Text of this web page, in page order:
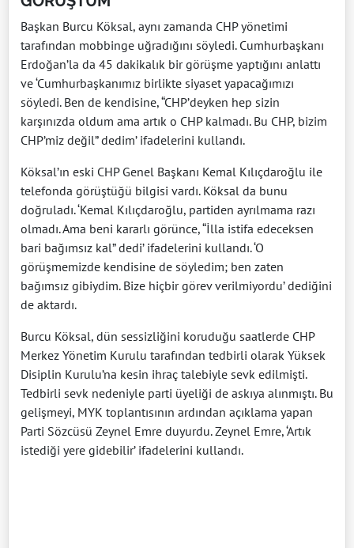
Başkan Burcu Köksal, aynı zamanda CHP yönetimi
tarafından mobbinge uğradığını söyledi. Cumhurbaşkanı
Erdoğan’la da 45 dakikalık bir görüşme yaptığını anlattı
ve ‘Cumhurbaşkanımız birlikte siyaset yapacağımızı
söyledi. Ben de kendisine, “CHP’deyken hep sizin
karşınızda oldum ama artık o CHP kalmadı. Bu CHP, bizim
CHP’miz değil” dedim’ ifadelerini kullandı.
Köksal’ın eski CHP Genel Başkanı Kemal Kılıçdaroğlu ile
telefonda görüştüğü bilgisi vardı. Köksal da bunu
doğruladı. ‘Kemal Kılıçdaroğlu, partiden ayrılmama razı
olmadı. Ama beni kararlı görünce, “İlla istifa edeceksen
bari bağımsız kal” dedi’ ifadelerini kullandı. ‘O
görüşmemizde kendisine de söyledim; ben zaten
bağımsız gibiydim. Bize hiçbir görev verilmiyordu’ dediğini
de aktardı.
Burcu Köksal, dün sessizliğini koruduğu saatlerde CHP
Merkez Yönetim Kurulu tarafından tedbirli olarak Yüksek
Disiplin Kurulu’na kesin ihraç talebiyle sevk edilmişti.
Tedbirli sevk nedeniyle parti üyeliği de askıya alınmıştı. Bu
gelişmeyi, MYK toplantısının ardından açıklama yapan
Parti Sözcüsü Zeynel Emre duyurdu. Zeynel Emre, ‘Artık
istediği yere gidebilir’ ifadelerini kullandı.